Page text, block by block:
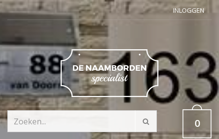
INLOGGEN
0